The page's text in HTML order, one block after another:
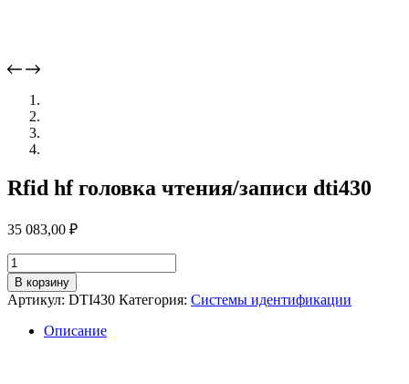
Rfid hf головка чтения/записи dti430
35 083,00 ₽
Количество
товара
Rfid
hf
головка
чтения/
В корзину
Артикул: DTI430 Категория: Системы идентификации
Описание